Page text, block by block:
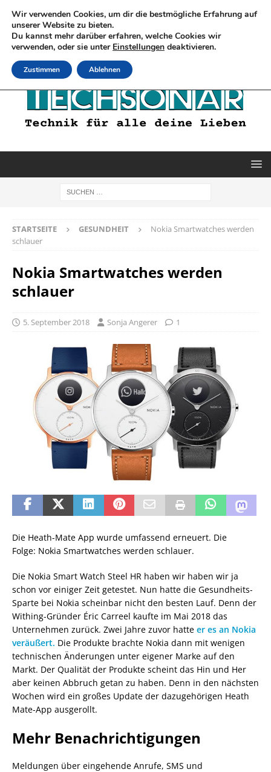
STARTSEITE GESUNDHEIT
Nokia Smartwatches werden
schlauer
Nokia Smartwatches werden
schlauer
5. September 2018 Sonja Angerer 1
Die Heath-Mate App wurde umfassend erneuert. Die
Folge: Nokia Smartwatches werden schlauer.
Die Nokia Smart Watch Steel HR haben wir haben wir ja
schon vor einiger Zeit getestet. Nun hatte die Gesundheits-
Sparte bei Nokia scheinbar nicht den besten Lauf. Denn der
Withing-Gründer Éric Carreel kaufte im Mai 2018 das
Unternehmen zurück. Zwei Jahre zuvor hatte er es an Nokia
veräußert. Die Produkte brachte Nokia dann mit wenigen
technischen Änderungen unter eigener Marke auf den
Markt. Der Qualität der Produkte scheint das Hin und Her
aber keinen Abbruch getan zu haben. Denn in den nächsten
Wochen wird ein großes Update der dazugehörigen Heath
Mate-App ausgerollt.
Mehr Benachrichtigungen
Meldungen über eingehende Anrufe, SMS und
Wir verwenden Cookies, um dir die bestmögliche Erfahrung auf
unserer Website zu bieten.
Du kannst mehr darüber erfahren, welche Cookies wir
verwenden, oder sie unter Einstellungen deaktivieren.
Zustimmen Ablehnen